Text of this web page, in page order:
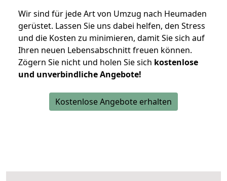
Wir sind für jede Art von Umzug nach Heumaden
gerüstet. Lassen Sie uns dabei helfen, den Stress
und die Kosten zu minimieren, damit Sie sich auf
Ihren neuen Lebensabschnitt freuen können.
Zögern Sie nicht und holen Sie sich kostenlose
und unverbindliche Angebote!
Kostenlose Angebote erhalten